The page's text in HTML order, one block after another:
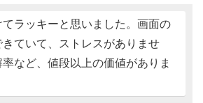
ラッキーと思いました。画面の
ていて、ストレスがありませ
など、値段以上の価値がありま